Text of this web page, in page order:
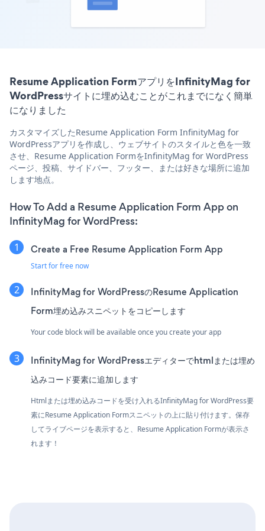
Resume Application FormアプリをInfinityMag for
WordPressサイトに埋め込むことがこれまでになく簡単
になりました
カスタマイズしたResume Application Form InfinityMag for
WordPressアプリを作成し、ウェブサイトのスタイルと色を一致
させ、Resume Application FormをInfinityMag for WordPress
ページ、投稿、サイドバー、フッター、または好きな場所に追加
します地点。
How To Add a Resume Application Form App on
InfinityMag for WordPress:
Create a Free Resume Application Form App
Start for free now
InfinityMag for WordPressのResume Application
Form埋め込みスニペットをコピーします
Your code block will be available once you create your app
InfinityMag for WordPressエディターでhtmlまたは埋め
込みコード要素に追加します
Htmlまたは埋め込みコードを受け入れるInfinityMag for WordPress要
素にResume Application Formスニペットの上に貼り付けます。保存
してライブページを表示すると、Resume Application Formが表示さ
れます！